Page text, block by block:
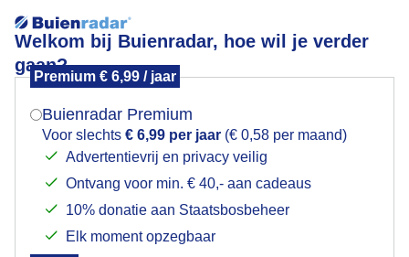
Welkom bij Buienradar, hoe wil je verder
gaan?
Premium € 6,99 / jaar
Buienradar Premium
Voor slechts € 6,99 per jaar (€ 0,58 per maand)
Advertentievrij en privacy veilig
Ontvang voor min. € 40,- aan cadeaus
10% donatie aan Staatsbosbeheer
Elk moment opzegbaar
Prachtige bloesems en een strakblauwe lucht
Mogen we je locatie gebruiken voor het
Indien je hier nog geen akkoord op hebt gegeven,
verschijnt er zo een pop-up uit je browser waarin